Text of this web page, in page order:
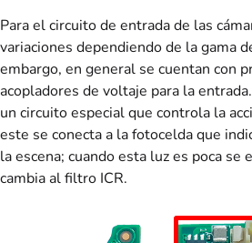
Para el circuito de entrada de las
variaciones dependiendo de la gama
embargo, en general se cuentan con
acopladores de voltaje para la
un circuito especial que controla la
este se conecta a la fotocelda que
la escena; cuando esta luz es poca se
cambia al filtro ICR.